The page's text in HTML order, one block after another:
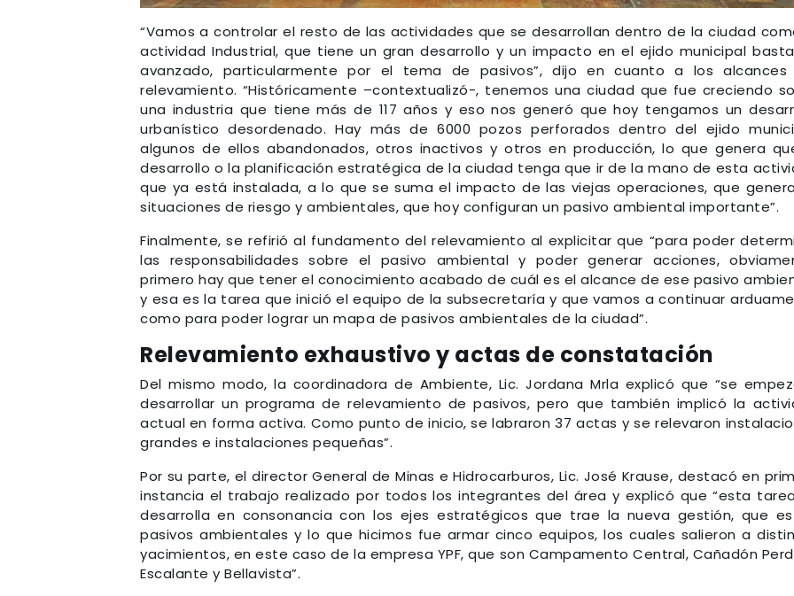
“Vamos a controlar el resto de las actividades que se desarrollan dentro de la ciudad
actividad Industrial, que tiene un gran desarrollo y un impacto en el ejido municipal
avanzado, particularmente por el tema de pasivos”, dijo en cuanto a los alcances
relevamiento. “Históricamente –contextualizó-, tenemos una ciudad que fue creciendo
una industria que tiene más de 117 años y eso nos generó que hoy tengamos un
urbanístico desordenado. Hay más de 6000 pozos perforados dentro del ejido
algunos de ellos abandonados, otros inactivos y otros en producción, lo que genera
desarrollo o la planificación estratégica de la ciudad tenga que ir de la mano de esta
que ya está instalada, a lo que se suma el impacto de las viejas operaciones, que
situaciones de riesgo y ambientales, que hoy configuran un pasivo ambiental importante”.
Finalmente, se refirió al fundamento del relevamiento al explicitar que “para poder
las responsabilidades sobre el pasivo ambiental y poder generar acciones,
primero hay que tener el conocimiento acabado de cuál es el alcance de ese pasivo
y esa es la tarea que inició el equipo de la subsecretaría y que vamos a continuar
como para poder lograr un mapa de pasivos ambientales de la ciudad”.
Relevamiento exhaustivo y actas de constatación
Del mismo modo, la coordinadora de Ambiente, Lic. Jordana Mrla explicó que “se
desarrollar un programa de relevamiento de pasivos, pero que también implicó la
actual en forma activa. Como punto de inicio, se labraron 37 actas y se relevaron
grandes e instalaciones pequeñas”.
Por su parte, el director General de Minas e Hidrocarburos, Lic. José Krause, destacó en
instancia el trabajo realizado por todos los integrantes del área y explicó que “esta
desarrolla en consonancia con los ejes estratégicos que trae la nueva gestión, que
pasivos ambientales y lo que hicimos fue armar cinco equipos, los cuales salieron a
yacimientos, en este caso de la empresa YPF, que son Campamento Central, Cañadón
Escalante y Bellavista”.